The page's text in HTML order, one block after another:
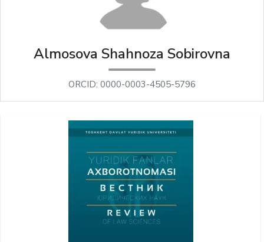
Аlmosova Shahnoza Sobirovna
ORCID: 0000-0003-4505-5796